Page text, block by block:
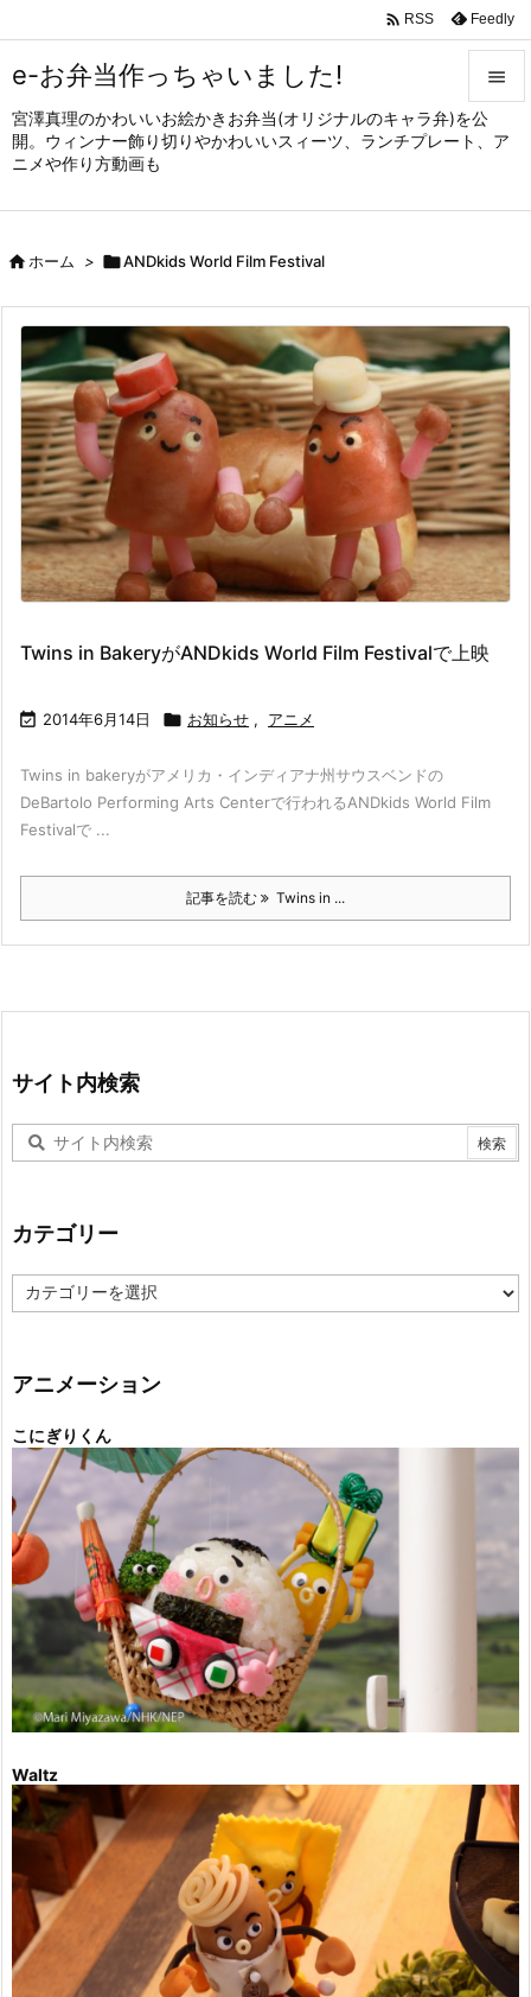
e-お弁当作っちゃいました!
宮澤真理のかわいいお絵かきお弁当(オリジナルのキャラ弁)を公
開。ウィンナー飾り切りやかわいいスィーツ、ランチプレート、ア
ニメや作り方動画も


メニュ
サイド

次へ

検索
 RSS Feedly
ホーム > ANDkids World Film Festival
Twins in BakeryがANDkids World Film Festivalで上映
 2014年6月14日  お知らせ , アニメ
Twins in bakeryがアメリカ・インディアナ州サウスベンドの
DeBartolo Performing Arts Centerで行われるANDkids World Film
Festivalで ...
記事を読む Twins in ...
サイト内検索
カテゴリー
テ
ー
アニメーション
こにぎりくん
Waltz